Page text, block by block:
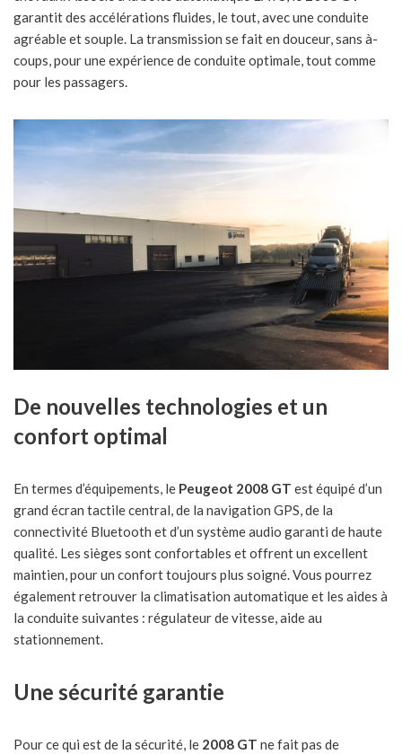
garantit des accélérations fluides, le tout, avec une conduite
agréable et souple. La transmission se fait en douceur, sans à-
coups, pour une expérience de conduite optimale, tout comme
pour les passagers.
De nouvelles technologies et un
confort optimal
En termes d’équipements, le Peugeot 2008 GT est équipé d’un
grand écran tactile central, de la navigation GPS, de la
connectivité Bluetooth et d’un système audio garanti de haute
qualité. Les sièges sont confortables et offrent un excellent
maintien, pour un confort toujours plus soigné. Vous pourrez
également retrouver la climatisation automatique et les aides à
la conduite suivantes : régulateur de vitesse, aide au
stationnement.
Une sécurité garantie
Pour ce qui est de la sécurité, le 2008 GT ne fait pas de